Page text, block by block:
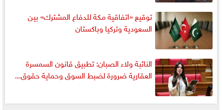
توقيع «اتفاقية مكة للدفاع المشترك» بين
السعودية وتركيا وباكستان
النائبة ولاء الصبان: تطبيق قانون السمسرة
العقارية ضرورة لضبط السوق وحماية حقوق...